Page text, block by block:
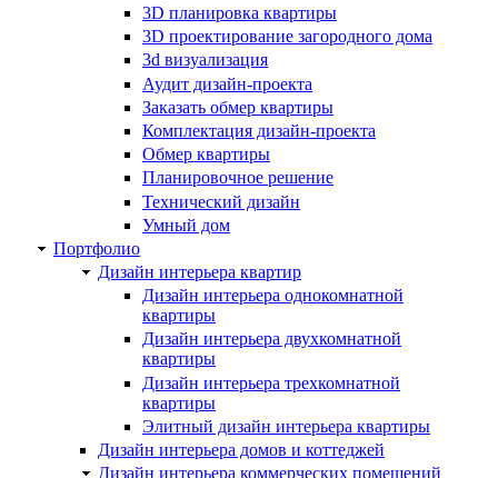
3D планировка квартиры
3D проектирование загородного дома
3d визуализация
Аудит дизайн-проекта
Заказать обмер квартиры
Комплектация дизайн-проекта
Обмер квартиры
Планировочное решение
Технический дизайн
Умный дом
Портфолио
Дизайн интерьера квартир
Дизайн интерьера однокомнатной
квартиры
Дизайн интерьера двухкомнатной
квартиры
Дизайн интерьера трехкомнатной
квартиры
Элитный дизайн интерьера квартиры
Дизайн интерьера домов и коттеджей
Дизайн интерьера коммерческих помещений